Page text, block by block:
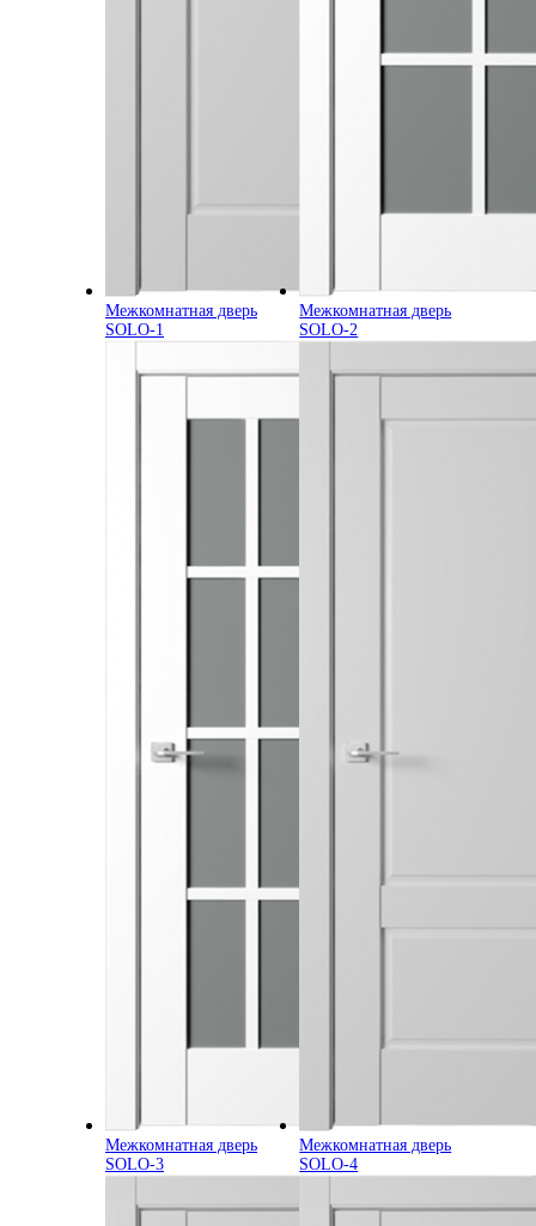
Межкомнатная дверь
SOLO-1
Межкомнатная дверь
SOLO-2
Межкомнатная дверь
SOLO-3
Межкомнатная дверь
SOLO-4